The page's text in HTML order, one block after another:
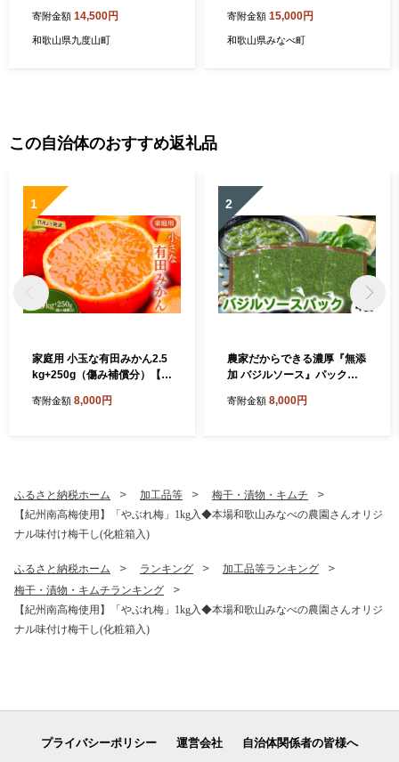
寄附金額 14,500円
和歌山県九度山町
干し梅 梅干し 梅干 紀州南高
梅 南高梅 A級品 無添加 無着
寄附金額 15,000円
和歌山県みなべ町
この自治体のおすすめ返礼品
1
家庭用 小玉な有田みかん2.5
kg+250g（傷み補償分）【わ
ー選果】
寄附金額 8,000円
2
農家だからできる濃厚『無添
加 バジルソース』パック入
寄附金額 8,000円
ふるさと納税ホーム 加工品等
梅干・漬物・キムチ
【紀州南高梅使用】「やぶれ梅」1kg入◆本場和歌山みなべの農園さんオリジ
ナル味付け梅干し(化粧箱入)
ふるさと納税ホーム ランキング
加工品等ランキング
梅干・漬物・キムチランキング
【紀州南高梅使用】「やぶれ梅」1kg入◆本場和歌山みなべの農園さんオリジ
ナル味付け梅干し(化粧箱入)
プライバシーポリシー 運営会社 自治体関係者の皆様へ